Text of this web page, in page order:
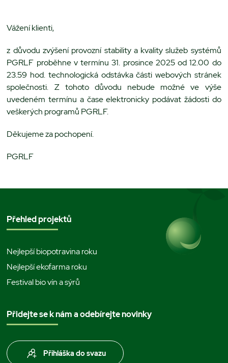
Vážení klienti,
z důvodu zvýšení provozní stability a kvality služeb systémů
PGRLF proběhne v termínu 31. prosince 2025 od 12.00 do
23.59 hod. technologická odstávka části webových stránek
společnosti. Z tohoto důvodu nebude možné ve výše
uvedeném termínu a čase elektronicky podávat žádosti do
veškerých programů PGRLF.
Děkujeme za pochopení.
PGRLF
Přehled projektů
Nejlepší biopotravina roku
Nejlepší ekofarma roku
Festival bio vín a sýrů
Přidejte se k nám a odebírejte novinky
Přihláška do svazu